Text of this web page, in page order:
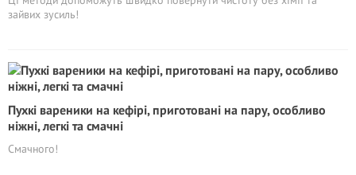
зайвих зусиль!
Пухкі вареники на кефірі, приготовані на пару, особливо
ніжні, легкі та смачні
Смачного!